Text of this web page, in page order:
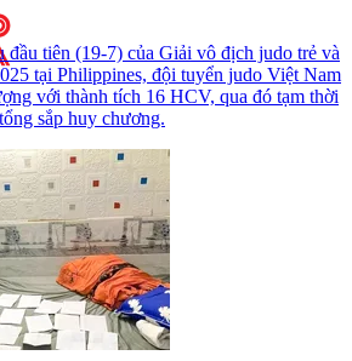
đầu tiên (19-7) của Giải vô địch judo trẻ và
tại Philippines, đội tuyển judo Việt Nam
với thành tích 16 HCV, qua đó tạm thời
sắp huy chương.